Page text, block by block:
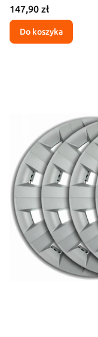
Cena
147,90 zł
Do koszyka